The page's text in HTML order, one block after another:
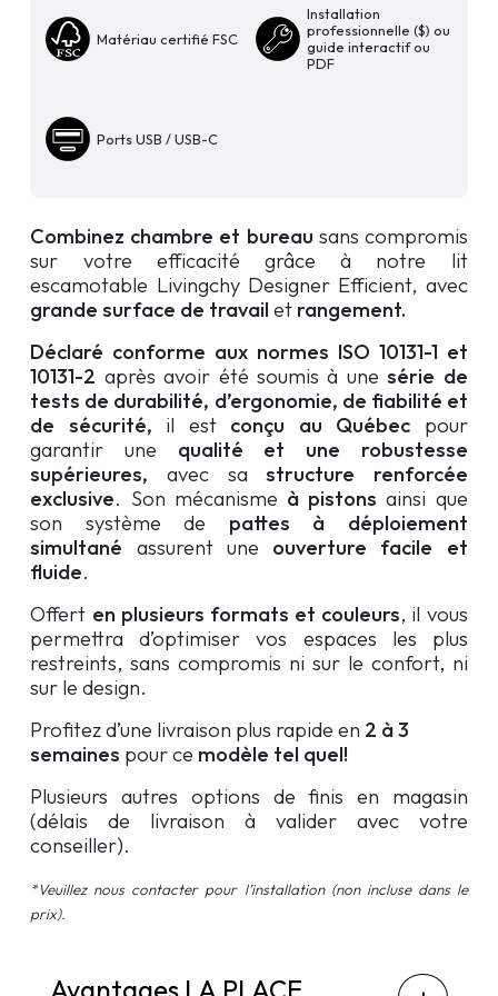
bureauMatériau certifié FSC
Installation
professionnelle ($) ou
guide interactif ou
PDF
Ports USB / USB-C
Combinez chambre et bureau sans compromis
sur votre efficacité grâce à notre lit
escamotable Livingchy Designer Efficient, avec
grande surface de travail et rangement.
Déclaré conforme aux normes ISO 10131-1 et
10131-2 après avoir été soumis à une série de
tests de durabilité, d’ergonomie, de fiabilité et
de sécurité, il est conçu au Québec pour
garantir une qualité et une robustesse
supérieures, avec sastructure renforcée
exclusive. Son mécanisme à pistons ainsi que
son système de pattes à déploiement
simultané assurent une ouverture facile et
fluide.
Offert en plusieurs formats et couleurs, il vous
permettra d’optimiser vos espaces les plus
restreints, sans compromis ni sur le confort, ni
sur le design.
Profitez d’une livraison plus rapide en 2 à 3
semaines pour ce modèle tel quel!
Plusieurs autres options de finis en magasin
(délais de livraison à valider avec votre
conseiller).
*Veuillez nous contacter pour l’installation (non incluse dans le
prix).